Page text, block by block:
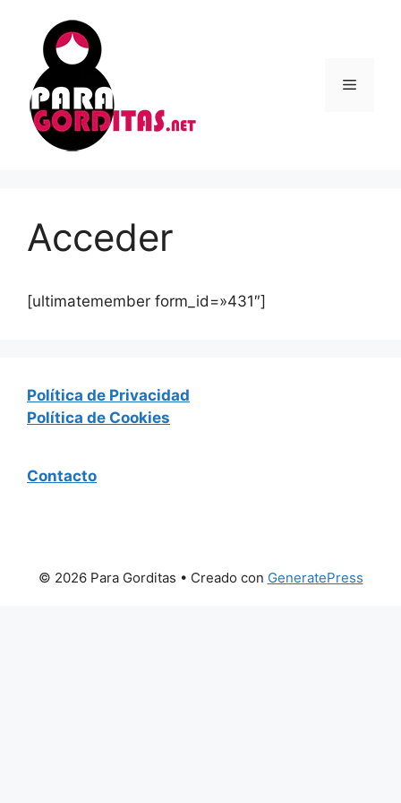
contenido
Menú
Acceder
[ultimatemember form_id=»431″]
Política de Privacidad
Política de Cookies
Contacto
© 2026 Para Gorditas • Creado con GeneratePress